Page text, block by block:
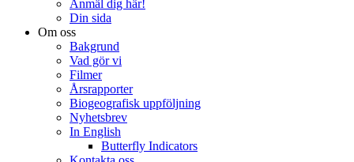
Anmäl dig här!
Din sida
Om oss
Bakgrund
Vad gör vi
Filmer
Årsrapporter
Biogeografisk uppföljning
Nyhetsbrev
In English
Butterfly Indicators